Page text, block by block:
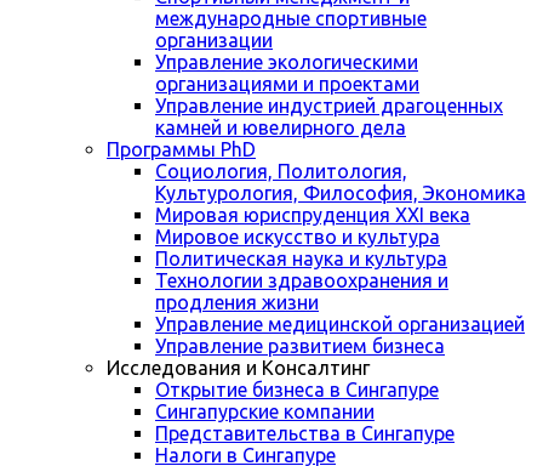
международные спортивные
организации
Управление экологическими
организациями и проектами
Управление индустрией драгоценных
камней и ювелирного дела
Программы PhD
Социология, Политология,
Культурология, Философия, Экономика
Мировая юриспруденция XXI века
Мировое искусство и культура
Политическая наука и культура
Технологии здравоохранения и
продления жизни
Управление медицинской организацией
Управление развитием бизнеса
Исследования и Консалтинг
Открытие бизнеса в Сингапуре
Сингапурские компании
Представительства в Сингапуре
Налоги в Сингапуре